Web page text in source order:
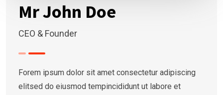
Mr John Doe
CEO & Founder
Forem ipsum dolor sit amet consectetur adipiscing
elitsed do eiusmod tempincididunt ut labore et